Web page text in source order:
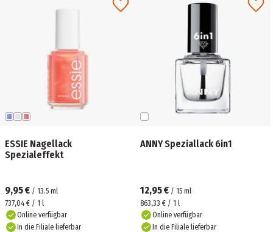
ESSIE Nagellack
Spezialeffekt
9,95 € / 13.5 ml
737,04 € / 1 l
Online verfügbar
In die Filiale lieferbar
ANNY Speziallack 6in1
12,95 € / 15 ml
863,33 € / 1 l
Online verfügbar
In die Filiale lieferbar